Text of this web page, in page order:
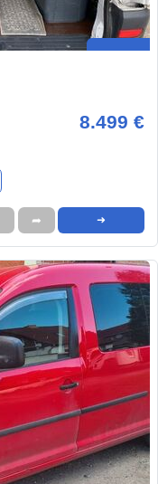
8.499 €
➦ ➜